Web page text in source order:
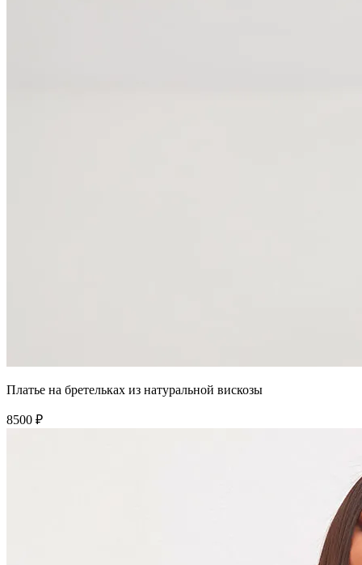
Платье на бретельках из натуральной вискозы
8500 ₽